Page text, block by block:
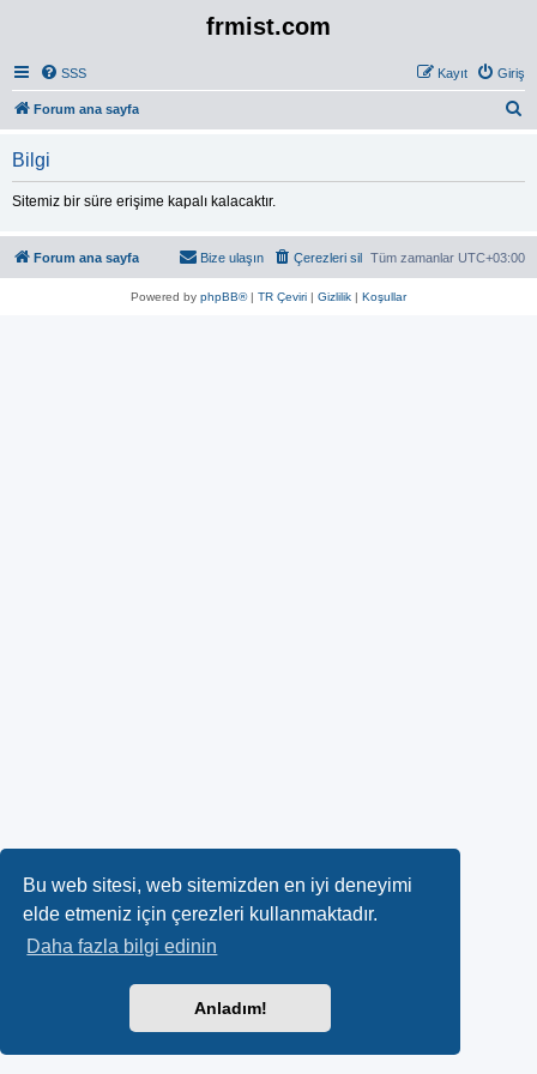
Bu web sitesi, web sitemizden en iyi deneyimi
elde etmeniz için çerezleri kullanmaktadır.
Daha fazla bilgi edinin
Anladım!
frmist.com
SSS Giriş
Kayıt
Forum ana sayfa
Bilgi
Sitemiz bir süre erişime kapalı kalacaktır.
Forum ana sayfa Tüm zamanlar UTC+03:00
Çerezleri sil
Bize ulaşın
Powered by phpBB®| TR Çeviri | Gizlilik | Koşullar